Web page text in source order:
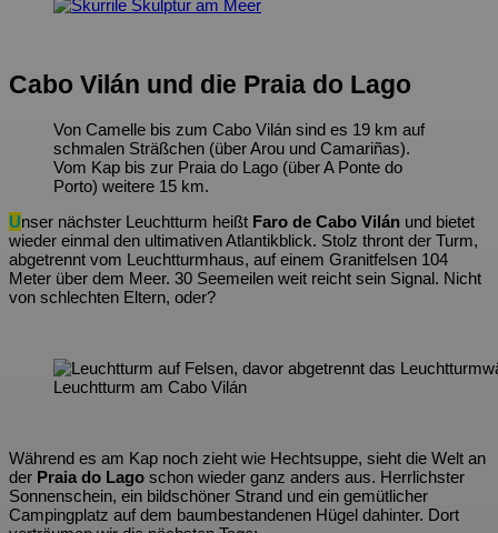
Cabo Vilán und die Praia do Lago
Von Camelle bis zum Cabo Vilán sind es 19 km auf
schmalen Sträßchen (über Arou und Camariñas).
Vom Kap bis zur Praia do Lago (über A Ponte do
Porto) weitere 15 km.
Unser nächster Leuchtturm heißt Faro de Cabo Vilán und bietet
wieder einmal den ultimativen Atlantikblick. Stolz thront der Turm,
abgetrennt vom Leuchtturmhaus, auf einem Granitfelsen 104
Meter über dem Meer. 30 Seemeilen weit reicht sein Signal. Nicht
von schlechten Eltern, oder?
Leuchtturm am Cabo Vilán
Während es am Kap noch zieht wie Hechtsuppe, sieht die Welt an
der Praia do Lago schon wieder ganz anders aus. Herrlichster
Sonnenschein, ein bildschöner Strand und ein gemütlicher
Campingplatz auf dem baumbestandenen Hügel dahinter. Dort